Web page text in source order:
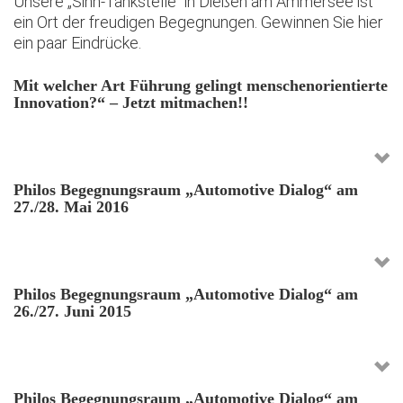
ein Ort der freudigen Begegnungen. Gewinnen Sie hier
ein paar Eindrücke.
Mit welcher Art Führung gelingt menschenorientierte
Innovation?“ – Jetzt mitmachen!!
Philos Begegnungsraum „Automotive Dialog“ am
27./28. Mai 2016
Philos Begegnungsraum „Automotive Dialog“ am
26./27. Juni 2015
Philos Begegnungsraum „Automotive Dialog“ am